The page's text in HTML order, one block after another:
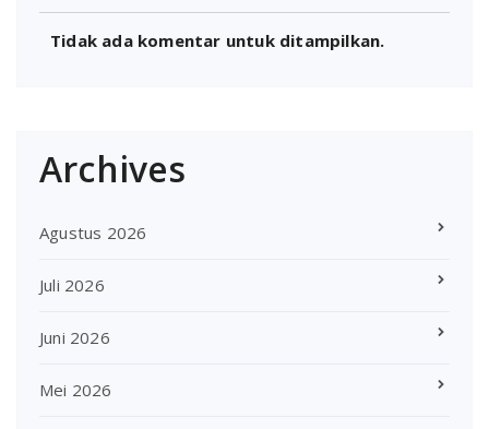
Tidak ada komentar untuk ditampilkan.
Archives
Agustus 2026
Juli 2026
Juni 2026
Mei 2026